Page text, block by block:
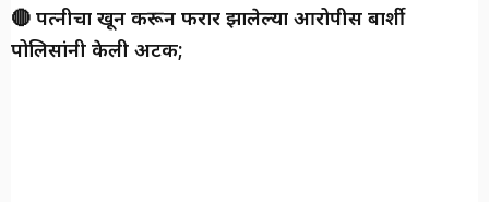
🔴 पत्नीचा खून करून फरार झालेल्या आरोपीस बार्शी
पोलिसांनी केली अटक;